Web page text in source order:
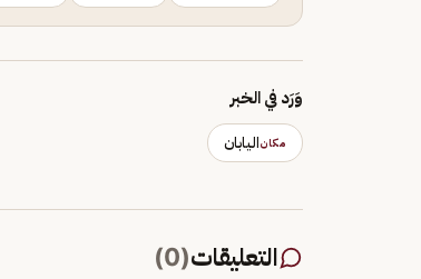
وَرَد في الخبر
مكاناليابان
التعليقات(
0
)